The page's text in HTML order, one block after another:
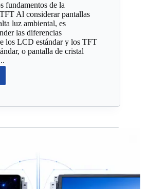
fundamentos de la
Al considerar pantallas
luz ambiental, es
las diferencias
los LCD estándar y los TFT
o pantalla de cristal